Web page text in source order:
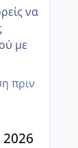
να
με
πριν